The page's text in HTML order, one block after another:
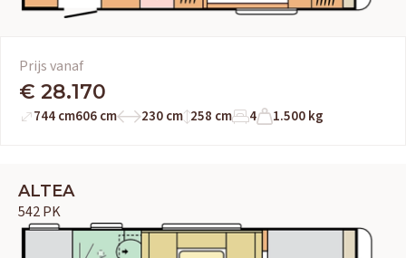
Prijs vanaf
€ 28.170
744 cm606 cm 230 cm 258 cm 4 1.500 kg
ALTEA
542 PK